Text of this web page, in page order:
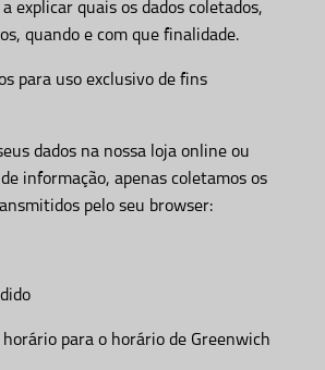
explicar quais os dados coletados,
quando e com que finalidade.
para uso exclusivo de fins
dados na nossa loja online ou
informação, apenas coletamos os
pelo seu browser:
para o horário de Greenwich